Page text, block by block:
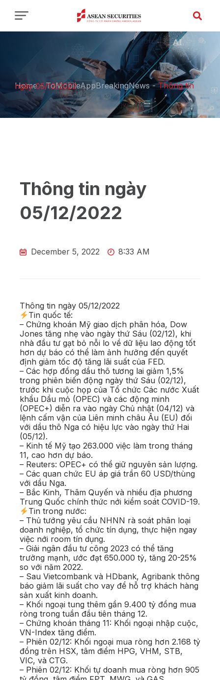
Home-ToMobileAppBreakingNews-
Thông tin ngày 05/12/2022
Thông tin ngày
05/12/2022
December 5, 2022 8:33 AM
Thông tin ngày 05/12/2022
Tin quốc tế:
– Chứng khoán Mỹ giao dịch phân hóa, Dow
Jones tăng nhẹ vào ngày thứ Sáu (02/12), khi
nhà đầu tư gạt bỏ nỗi lo về dữ liệu lao động tốt
hơn dự báo có thể làm ảnh hưởng đến quyết
định giảm tốc độ tăng lãi suất của FED.
– Các hợp đồng dầu thô tương lai giảm 1,5%
trong phiên biến động ngày thứ Sáu (02/12),
trước khi cuộc họp của Tổ chức Các nước Xuất
khẩu Dầu mỏ (OPEC) và các động minh
(OPEC+) diễn ra vào ngày Chủ nhật (04/12) và
lệnh cấm vận của Liên minh châu Âu (EU) đối
với dầu thô Nga có hiệu lực vào ngày thứ Hai
(05/12).
– Kinh tế Mỹ tạo 263.000 việc làm trong tháng
11, cao hơn dự báo.
– Reuters: OPEC+ có thể giữ nguyên sản lượng.
– Các quan chức EU áp giá trần 60 USD/thùng
với dầu Nga.
– Bắc Kinh, Thâm Quyến và nhiều địa phương
Trung Quốc chính thức nới kiểm soát COVID-19.
Tin trong nước:
– Thủ tướng yêu cầu NHNN rà soát phân loại
doanh nghiệp, tổ chức tín dụng, thực hiện ngay
việc nới room tín dụng.
– Giải ngân đầu tư công 2023 có thể tăng
trưởng mạnh, ước đạt 650.000 tỷ, tăng 20-25%
so với năm 2022.
– Sau Vietcombank và HDbank, Agribank thông
báo giảm lãi suất cho vay để hỗ trợ khách hàng
sản xuất kinh doanh.
– Khối ngoại tung thêm gần 9.400 tỷ đồng mua
ròng trong tuần đầu tiên tháng 12.
– Chứng khoán tháng 11: Khối ngoại nhập cuộc,
VN-Index tăng điểm.
– Phiên 02/12: Khối ngoại mua ròng hơn 2.168 tỷ
đồng trên HSX, tâm điểm HPG, VHM, STB,
VIC, và CTG.
– Phiên 02/12: Khối tự doanh mua ròng hơn 905